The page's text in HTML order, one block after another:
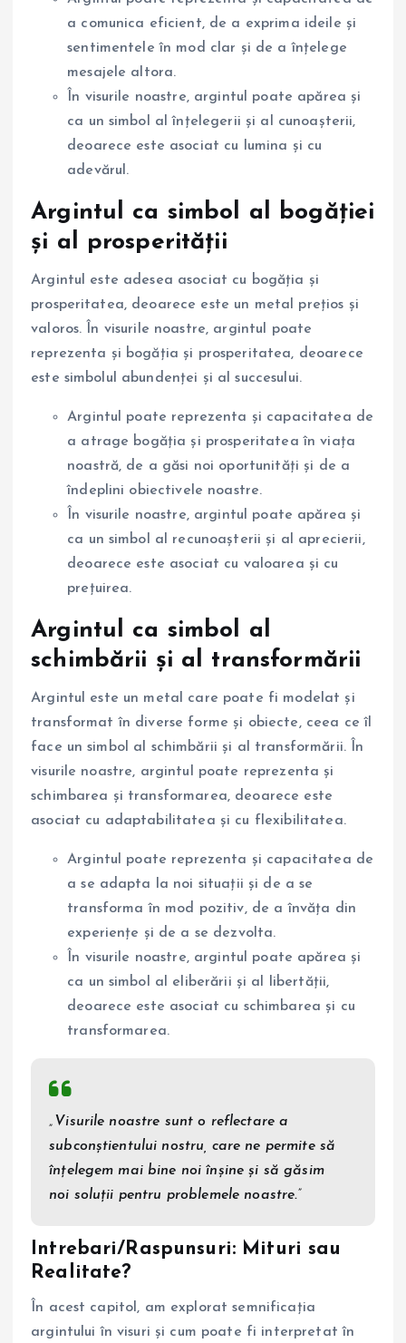
a comunica eficient, de a exprima ideile și
sentimentele în mod clar și de a înțelege
mesajele altora.
În visurile noastre, argintul poate apărea și
ca un simbol al înțelegerii și al cunoașterii,
deoarece este asociat cu lumina și cu
adevărul.
Argintul ca simbol al bogăției
și al prosperității
Argintul este adesea asociat cu bogăția și
prosperitatea, deoarece este un metal prețios și
valoros. În visurile noastre, argintul poate
reprezenta și bogăția și prosperitatea, deoarece
este simbolul abundenței și al succesului.
Argintul poate reprezenta și capacitatea de
a atrage bogăția și prosperitatea în viața
noastră, de a găsi noi oportunități și de a
îndeplini obiectivele noastre.
În visurile noastre, argintul poate apărea și
ca un simbol al recunoașterii și al aprecierii,
deoarece este asociat cu valoarea și cu
prețuirea.
Argintul ca simbol al
schimbării și al transformării
Argintul este un metal care poate fi modelat și
transformat în diverse forme și obiecte, ceea ce îl
face un simbol al schimbării și al transformării. În
visurile noastre, argintul poate reprezenta și
schimbarea și transformarea, deoarece este
asociat cu adaptabilitatea și cu flexibilitatea.
Argintul poate reprezenta și capacitatea de
a se adapta la noi situații și de a se
transforma în mod pozitiv, de a învăța din
experiențe și de a se dezvolta.
În visurile noastre, argintul poate apărea și
ca un simbol al eliberării și al libertății,
deoarece este asociat cu schimbarea și cu
transformarea.
„Visurile noastre sunt o reflectare a
subconștientului nostru, care ne permite să
înțelegem mai bine noi înșine și să găsim
noi soluții pentru problemele noastre.”
Intrebari/Raspunsuri: Mituri sau
Realitate?
În acest capitol, am explorat semnificația
argintului în visuri și cum poate fi interpretat în